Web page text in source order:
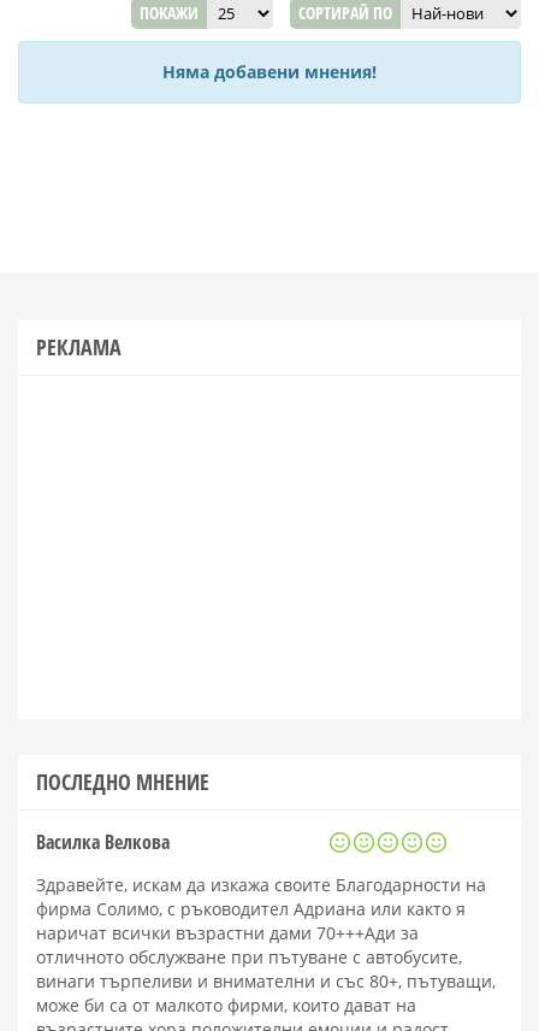
ПОКАЖИ СОРТИРАЙ ПО
Няма добавени мнения!
РЕКЛАМА
ПОСЛЕДНО МНЕНИЕ
Василка Велкова
Здравейте, искам да изкажа своите Благодарности на
фирма Солимо, с ръководител Адриана или както я
наричат всички възрастни дами 70+++Ади за
отличното обслужване при пътуване с автобусите,
винаги търпеливи и внимателни и със 80+, пътуващи,
може би са от малкото фирми, които дават на